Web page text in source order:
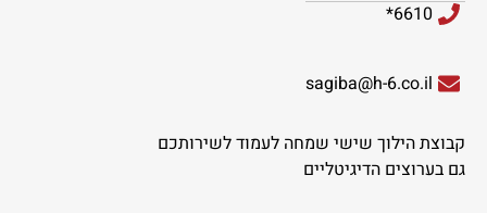
6610*
sagiba@h-6.co.il
קבוצת הילוך שישי שמחה לעמוד לשירותכם
גם בערוצים הדיגיטליים